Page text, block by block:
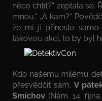
něco chtít?“ zeptala se.
mnou.“ „A kam?“
že mi ji přineslo samo
takovou akci, to by byl
Kdo našemu milému
přesvědčit sám. V
Smíchov (Nám. 14.